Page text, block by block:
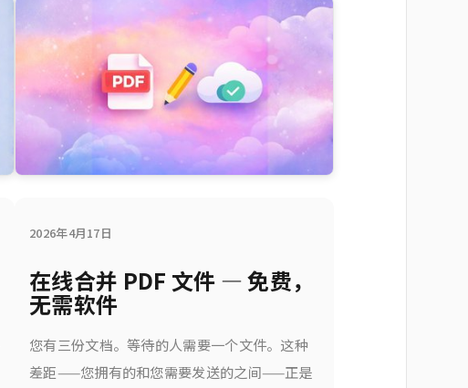
2026年4月17日
在线合并 PDF 文件 — 免费，
无需软件
您有三份文档。等待的人需要一个文件。这种
差距——您拥有的和您需要发送的之间——正是